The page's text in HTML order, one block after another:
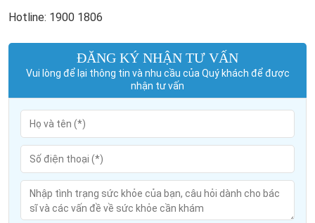
Hotline: 1900 1806
ĐĂNG KÝ NHẬN TƯ VẤN
Vui lòng để lại thông tin và nhu cầu của Quý khách để được
nhận tư vấn